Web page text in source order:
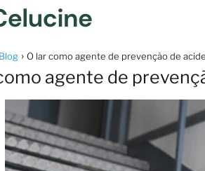
Blog O lar como agente de prevenção de
agente de